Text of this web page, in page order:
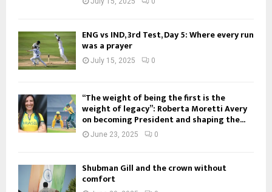
ENG vs IND, 3rd Test, Day 5: Where every run
was a prayer
July 15, 2025 0
“The weight of being the first is the
weight of legacy”: Roberta Moretti Avery
on becoming President and shaping the...
June 23, 2025 0
Shubman Gill and the crown without
comfort